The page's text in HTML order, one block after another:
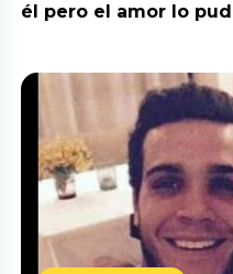
él pero el amor lo